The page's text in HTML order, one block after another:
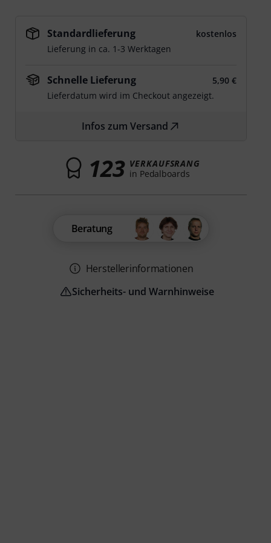
Standardlieferung
kostenlos
Lieferung in ca. 1-3 Werktagen
Schnelle Lieferung
5,90 €
Lieferdatum wird im Checkout angezeigt.
Infos zum Versand
123 VERKAUFSRANG
in Pedalboards
Beratung
Herstellerinformationen
Sicherheits- und Warnhinweise